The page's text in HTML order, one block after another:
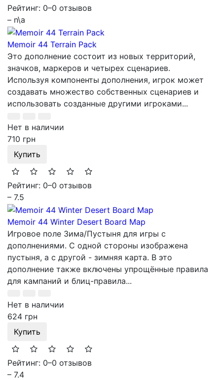
Рейтинг: 0–0 отзывов
– n\a
Memoir 44 Terrain Pack
Это дополнение состоит из новых территорий,
значков, маркеров и четырех сценариев.
Используя компоненты дополнения, игрок может
создавать множество собственных сценариев и
использовать созданные другими игроками...
Нет в наличии
710 грн
Купить
Рейтинг: 0–0 отзывов
– 7.5
Memoir 44 Winter Desert Board Map
Игровое поле Зима/Пустыня для игры с
дополнениями. С одной стороны изображена
пустыня, а с другой - зимняя карта. В это
дополнение также включены упрощённые правила
для кампаний и блиц-правила...
Нет в наличии
624 грн
Купить
Рейтинг: 0–0 отзывов
– 7.4